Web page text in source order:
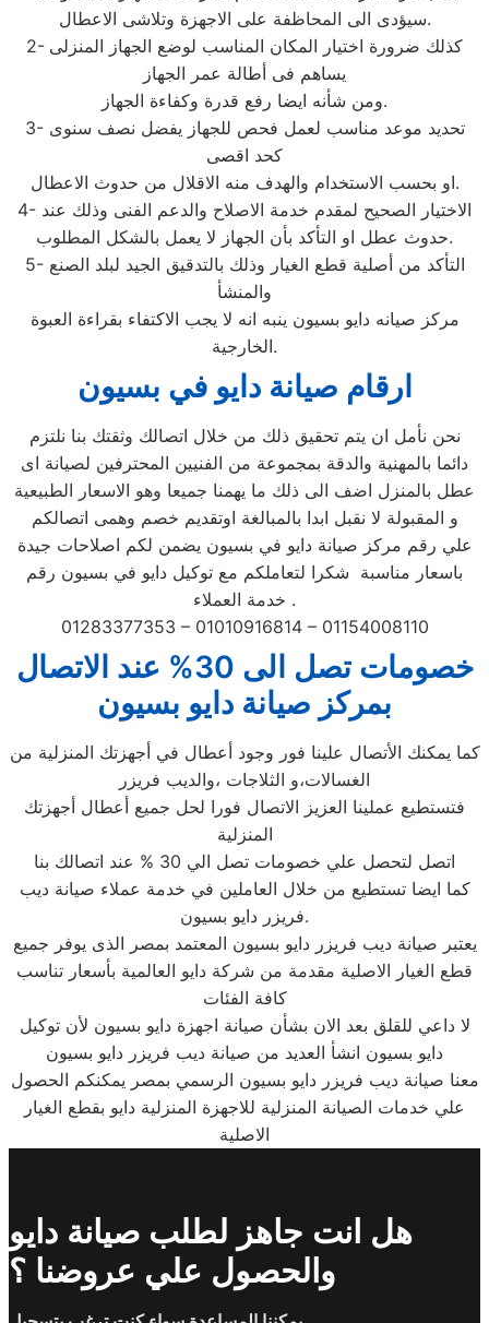
سيؤدى الى المحاظفة على الاجهزة وتلاشى الاعطال.
2- كذلك ضرورة اختيار المكان المناسب لوضع الجهاز المنزلى
يساهم فى أطالة عمر الجهاز
ومن شأنه ايضا رفع قدرة وكفاءة الجهاز.
3- تحديد موعد مناسب لعمل فحص للجهاز يفضل نصف سنوى
كحد اقصى
او بحسب الاستخدام والهدف منه الاقلال من حدوث الاعطال.
4- الاختيار الصحيح لمقدم خدمة الاصلاح والدعم الفنى وذلك عند
حدوث عطل او التأكد بأن الجهاز لا يعمل بالشكل المطلوب.
5- التأكد من أصلية قطع الغيار وذلك بالتدقيق الجيد لبلد الصنع
والمنشأ
مركز صيانه دايو بسيون ينبه انه لا يجب الاكتفاء بقراءة العبوة
الخارجية.
ارقام صيانة دايو في بسيون
نحن نأمل ان يتم تحقيق ذلك من خلال اتصالك وثقتك بنا نلتزم
دائما بالمهنية والدقة بمجموعة من الفنيين المحترفين لصيانة اى
عطل بالمنزل اضف الى ذلك ما يهمنا جميعا وهو الاسعار الطبيعية
و المقبولة لا نقبل ابدا بالمبالغة اوتقديم خصم وهمى اتصالكم
علي رقم مركز صيانة دايو في بسيون يضمن لكم اصلاحات جيدة
باسعار مناسبة شكرا لتعاملكم مع توكيل دايو في بسيون رقم
خدمة العملاء .
01283377353 – 01010916814 – 01154008110
خصومات تصل الى 30% عند الاتصال
بمركز صيانة دايو بسيون
كما يمكنك الأتصال علينا فور وجود أعطال في أجهزتك المنزلية من
الغسالات،و الثلاجات ،والديب فريزر
فتستطيع عملينا العزيز الاتصال فورا لحل جميع أعطال أجهزتك
المنزلية
اتصل لتحصل علي خصومات تصل الي 30 % عند اتصالك بنا
كما ايضا تستطيع من خلال العاملين في خدمة عملاء صيانة ديب
فريزر دايو بسيون.
يعتبر صيانة ديب فريزر دايو بسيون المعتمد بمصر الذى يوفر جميع
قطع الغيار الاصلية مقدمة من شركة دايو العالمية بأسعار تناسب
كافة الفئات
لا داعي للقلق بعد الان بشأن صيانة اجهزة دايو بسيون لأن توكيل
دايو بسيون انشأ العديد من صيانة ديب فريزر دايو بسيون
معنا صيانة ديب فريزر دايو بسيون الرسمي بمصر يمكنكم الحصول
علي خدمات الصيانة المنزلية للاجهزة المنزلية دايو بقطع الغيار
الاصلية
هل انت جاهز لطلب صيانة دايو
والحصول علي عروضنا ؟